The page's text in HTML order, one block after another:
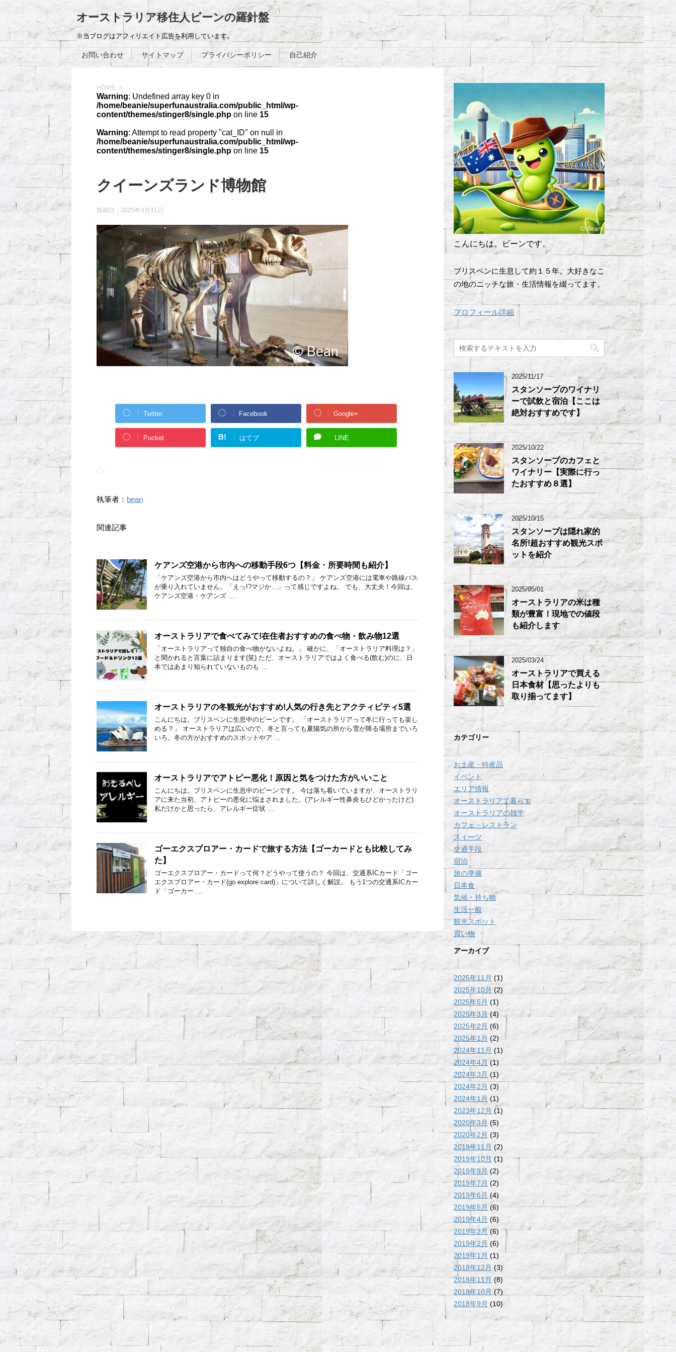
オーストラリア移住人ビーンの羅針盤
※当ブログはアフィリエイト広告を利用しています。
お問い合わせ サイトマップ プライバシーポリシー 自己紹介
HOME >
Warning: Undefined array key 0 in
/home/beanie/superfunaustralia.com/public_html/wp-
content/themes/stinger8/single.php on line 15
Warning: Attempt to read property "cat_ID" on null in
/home/beanie/superfunaustralia.com/public_html/wp-
content/themes/stinger8/single.php on line 15
クイーンズランド博物館
投稿日： 2025年4月11日
Twitter Facebook Google+
Pocket B! はてブ LINE
-
執筆者： bean
関連記事
ケアンズ空港から市内への移動手段6つ【料金・所要時間も紹介】
「ケアンズ空港から市内へはどうやって移動するの？」 ケアンズ空港には電車や路線バス
が乗り入れていません。「えっ!?マジか…」って感じですよね。 でも、大丈夫！今回は、
ケアンズ空港・ケアンズ …
オーストラリアで食べてみて!在住者おすすめの食べ物・飲み物12選
「オーストラリアって独自の食べ物がないよね。」 確かに、「オーストラリア料理は？」
と聞かれると言葉に詰まります(笑) ただ、オーストラリアではよく食べる(飲む)のに、日
本ではあまり知られていないものも …
オーストラリアの冬観光がおすすめ!人気の行き先とアクティビティ5選
こんにちは。ブリスベンに生息中のビーンです。 「オーストラリアって冬に行っても楽し
める？」 オーストラリアは広いので、冬と言っても夏陽気の所から雪が降る場所までいろ
いろ。冬の方がおすすめのスポットやア …
オーストラリアでアトピー悪化！原因と気をつけた方がいいこと
こんにちは。ブリスベンに生息中のビーンです。 今は落ち着いていますが、オーストラリ
アに来た当初、アトピーの悪化に悩まされました。(アレルギー性鼻炎もひどかったけど)
私だけかと思ったら、アレルギー症状 …
ゴーエクスプロアー・カードで旅する方法【ゴーカードとも比較してみ
た】
ゴーエクスプロアー・カードって何？どうやって使うの？ 今回は、交通系ICカード「ゴー
エクスプロアー・カード(go explore card)」について詳しく解説。 もう1つの交通系ICカー
ド「ゴーカー …
こんにちは。ビーンです。
ブリスベンに生息して約１５年。大好きなこ
の地のニッチな旅・生活情報を綴ってます。
プロフィール詳細
2025/11/17
スタンソープのワイナリ
ーで試飲と宿泊【ここは
絶対おすすめです】
2025/10/22
スタンソープのカフェと
ワイナリー【実際に行っ
たおすすめ８選】
2025/10/15
スタンソープは隠れ家的
名所!超おすすめ観光スポ
ットを紹介
2025/05/01
オーストラリアの米は種
類が豊富！現地での値段
も紹介します
2025/03/24
オーストラリアで買える
日本食材【思ったよりも
取り揃ってます】
カテゴリー
お土産・特産品
イベント
エリア情報
オーストラリアで暮らす
オーストラリアの雑学
カフェ・レストラン
スイーツ
交通手段
宿泊
旅の準備
日本食
気候・持ち物
生活一般
観光スポット
買い物
アーカイブ
2025年11月 (1)
2025年10月(2)
2025年5月 (1)
2025年3月 (4)
2025年2月(6)
2025年1月 (2)
2024年11月 (1)
2024年4月(1)
2024年3月 (1)
2024年2月 (3)
2024年1月(1)
2023年12月 (1)
2020年3月 (5)
2020年2月 (3)
2019年11月 (2)
2019年10月(1)
2019年9月(2)
2019年7月 (2)
2019年6月 (4)
2019年5月(6)
2019年4月 (6)
2019年3月 (6)
2019年2月 (6)
2019年1月 (1)
2018年12月 (3)
2018年11月(8)
2018年10月 (7)
2018年9月 (10)